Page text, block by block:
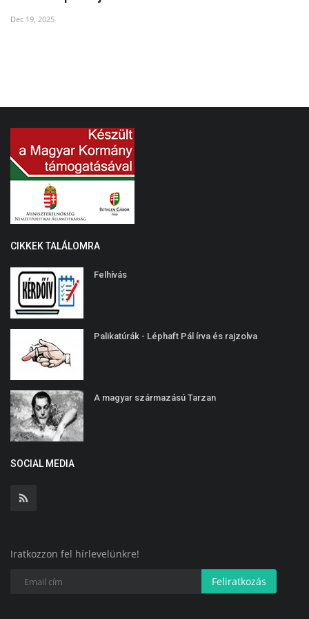
Dec 19, 2025
CIKKEK TALÁLOMRA
Felhívás
Palikatúrák - Léphaft Pál írva és rajzolva
A magyar származású Tarzan
SOCIAL MEDIA
Iratkozzon fel hírlevelünkre!
Feliratkozás